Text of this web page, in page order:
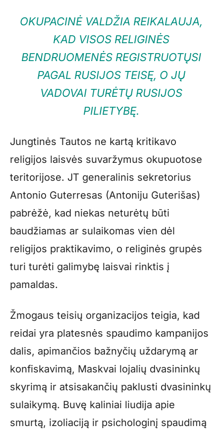
OKUPACINĖ VALDŽIA REIKALAUJA,
KAD VISOS RELIGINĖS
BENDRUOMENĖS REGISTRUOTŲSI
PAGAL RUSIJOS TEISĘ, O JŲ
VADOVAI TURĖTŲ RUSIJOS
PILIETYBĘ.
Jungtinės Tautos ne kartą kritikavo
religijos laisvės suvaržymus okupuotose
teritorijose. JT generalinis sekretorius
Antonio Guterresas (Antoniju Guterišas)
pabrėžė, kad niekas neturėtų būti
baudžiamas ar sulaikomas vien dėl
religijos praktikavimo, o religinės grupės
turi turėti galimybę laisvai rinktis į
pamaldas.
Žmogaus teisių organizacijos teigia, kad
reidai yra platesnės spaudimo kampanijos
dalis, apimančios bažnyčių uždarymą ar
konfiskavimą, Maskvai lojalių dvasininkų
skyrimą ir atsisakančių paklusti dvasininkų
sulaikymą. Buvę kaliniai liudija apie
smurtą, izoliaciją ir psichologinį spaudimą